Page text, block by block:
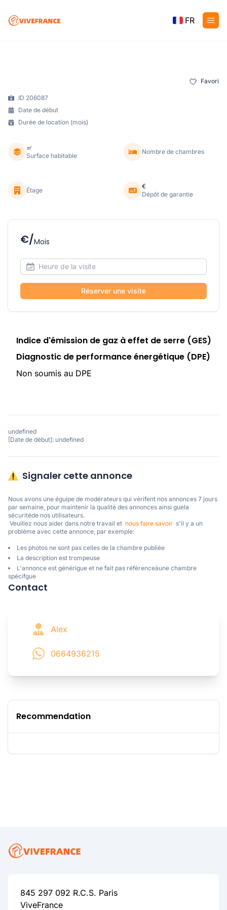
FR
Favori
ID 206087
Date de début
Durée de location (mois)
㎡
Surface habitable
Nombre de chambres
Étage
€
Dépôt de garantie
€/Mois
Réserver une visite
Indice d'émission de gaz à effet de serre (GES)
Diagnostic de performance énergétique (DPE)
Non soumis au DPE
undefined
[Date de début]: undefined
Signaler cette annonce
Nous avons une éguipe de modérateurs qui vérifent nos annonces 7 jours
par semaine, pour maintenir la qualité des annonces ainsi guela
sécuritéde nos utilisateurs.
Veuillez nous aider dans notre travail et nous faire savoir
  s'il y a un
problème avec cette annonce, par exemple:
Les photos ne sont pas celles de la chambre publiée
La description est trompeuse
L'annonce est générigue et ne fait pas référenceàune chambre
spécifgue
Contact
Alex
0664936215
Recommendation
845 297 092 R.C.S. Paris
ViveFrance